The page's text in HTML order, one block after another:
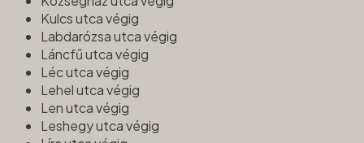
Kulcs utca végig
Labdarózsa utca végig
Láncfű utca végig
Léc utca végig
Lehel utca végig
Len utca végig
Leshegy utca végig